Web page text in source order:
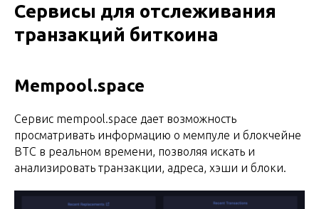
Сервисы для отслеживания
транзакций биткоина
Mempool.space
Сервис mempool.space дает возможность
просматривать информацию о мемпуле и блокчейне
BTC в реальном времени, позволяя искать и
анализировать транзакции, адреса, хэши и блоки.